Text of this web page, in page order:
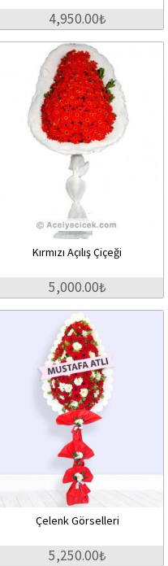
4,950.00₺
Kırmızı Açılış Çiçeği
5,000.00₺
Çelenk Görselleri
5,250.00₺